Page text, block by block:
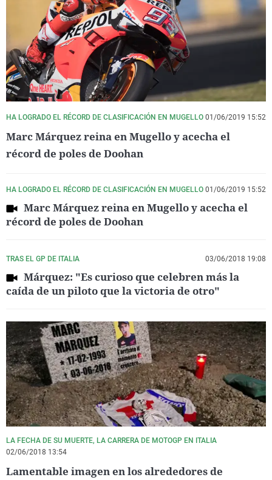
HA LOGRADO EL RÉCORD DE CLASIFICACIÓN EN MUGELLO 01/06/2019 15:52
Marc Márquez reina en Mugello y acecha el
récord de poles de Doohan
HA LOGRADO EL RÉCORD DE CLASIFICACIÓN EN MUGELLO 01/06/2019 15:52
Marc Márquez reina en Mugello y acecha el
récord de poles de Doohan
TRAS EL GP DE ITALIA 03/06/2018 19:08
Márquez: "Es curioso que celebren más la
caída de un piloto que la victoria de otro"
LA FECHA DE SU MUERTE, LA CARRERA DE MOTOGP EN ITALIA
02/06/2018 13:54
Lamentable imagen en los alrededores de